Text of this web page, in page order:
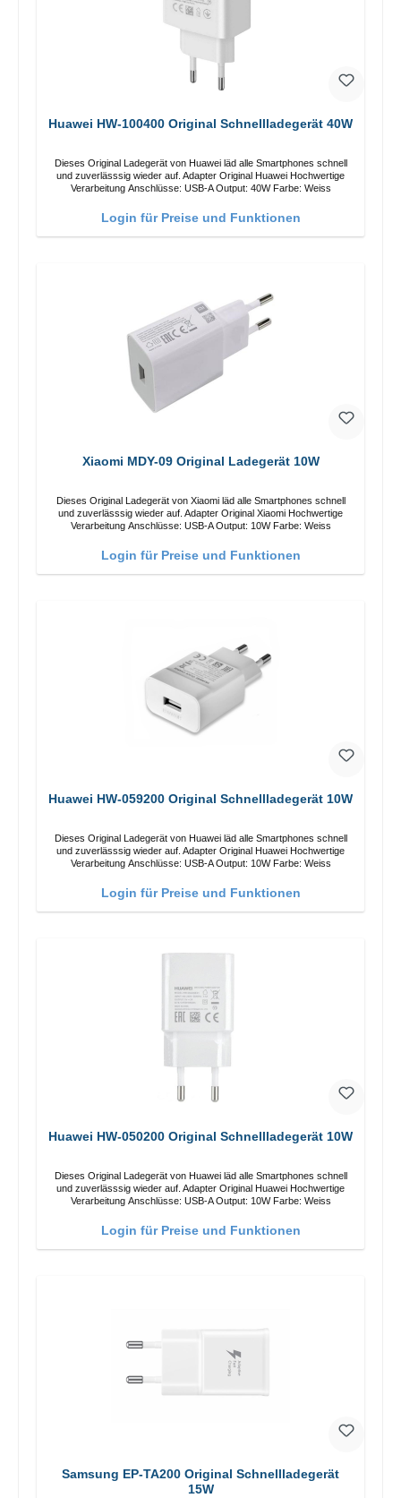
Huawei HW-100400 Original Schnellladegerät 40W
Dieses Original Ladegerät von Huawei läd alle Smartphones schnell
und zuverlässsig wieder auf. Adapter Original Huawei Hochwertige
Verarbeitung Anschlüsse: USB-A Output: 40W Farbe: Weiss
Login für Preise und Funktionen
Xiaomi MDY-09 Original Ladegerät 10W
Dieses Original Ladegerät von Xiaomi läd alle Smartphones schnell
und zuverlässsig wieder auf. Adapter Original Xiaomi Hochwertige
Verarbeitung Anschlüsse: USB-A Output: 10W Farbe: Weiss
Login für Preise und Funktionen
Huawei HW-059200 Original Schnellladegerät 10W
Dieses Original Ladegerät von Huawei läd alle Smartphones schnell
und zuverlässsig wieder auf. Adapter Original Huawei Hochwertige
Verarbeitung Anschlüsse: USB-A Output: 10W Farbe: Weiss
Login für Preise und Funktionen
Huawei HW-050200 Original Schnellladegerät 10W
Dieses Original Ladegerät von Huawei läd alle Smartphones schnell
und zuverlässsig wieder auf. Adapter Original Huawei Hochwertige
Verarbeitung Anschlüsse: USB-A Output: 10W Farbe: Weiss
Login für Preise und Funktionen
Samsung EP-TA200 Original Schnellladegerät
15W